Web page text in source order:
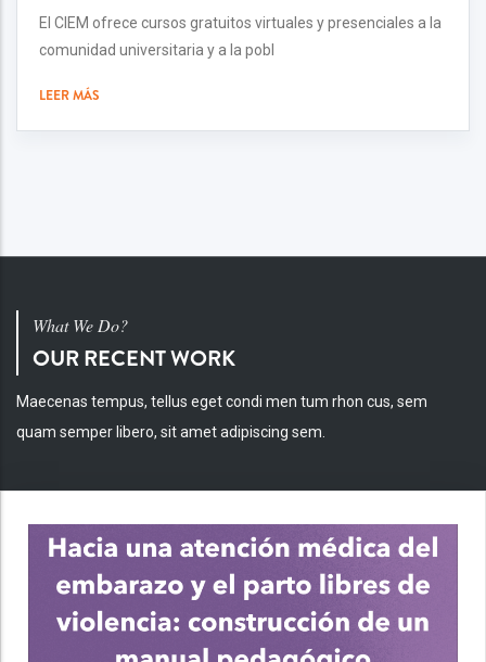
El CIEM ofrece cursos gratuitos virtuales y presenciales a la
comunidad universitaria y a la pobl
LEER MÁS
What We Do?
OUR RECENT WORK
Maecenas tempus, tellus eget condi men tum rhon cus, sem
quam semper libero, sit amet adipiscing sem.